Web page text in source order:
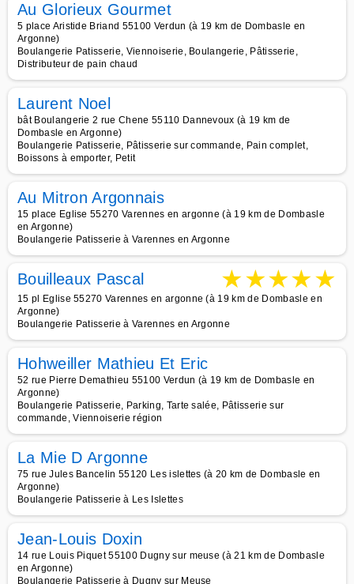
Au Glorieux Gourmet
5 place Aristide Briand 55100 Verdun (à 19 km de Dombasle en
Argonne)
Boulangerie Patisserie, Viennoiserie, Boulangerie, Pâtisserie,
Distributeur de pain chaud
Laurent Noel
bât Boulangerie 2 rue Chene 55110 Dannevoux (à 19 km de
Dombasle en Argonne)
Boulangerie Patisserie, Pâtisserie sur commande, Pain complet,
Boissons à emporter, Petit
Au Mitron Argonnais
15 place Eglise 55270 Varennes en argonne (à 19 km de Dombasle
en Argonne)
Boulangerie Patisserie à Varennes en Argonne
Bouilleaux Pascal ★★★★★
15 pl Eglise 55270 Varennes en argonne (à 19 km de Dombasle en
Argonne)
Boulangerie Patisserie à Varennes en Argonne
Hohweiller Mathieu Et Eric
52 rue Pierre Demathieu 55100 Verdun (à 19 km de Dombasle en
Argonne)
Boulangerie Patisserie, Parking, Tarte salée, Pâtisserie sur
commande, Viennoiserie région
La Mie D Argonne
75 rue Jules Bancelin 55120 Les islettes (à 20 km de Dombasle en
Argonne)
Boulangerie Patisserie à Les Islettes
Jean-Louis Doxin
14 rue Louis Piquet 55100 Dugny sur meuse (à 21 km de Dombasle
en Argonne)
Boulangerie Patisserie à Dugny sur Meuse